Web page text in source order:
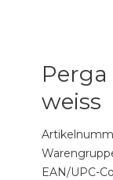
Perga
weiss
EAN/UPC-